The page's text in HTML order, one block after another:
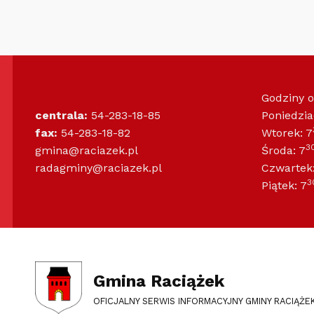
centrala: 54-283-18-85
fax: 54-283-18-82
gmina@raciazek.pl
radagminy@raciazek.pl
Godziny
Wtorek: 7
Środa: 7
Piątek: 7
Gmina Raciążek
OFICJALNY SERWIS INFORMACYJNY GMINY